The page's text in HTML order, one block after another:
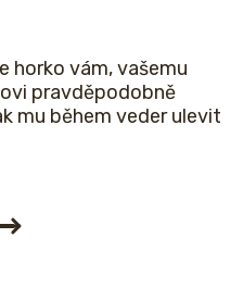
horko vám, vašemu
pravděpodobně
mu během veder ulevit